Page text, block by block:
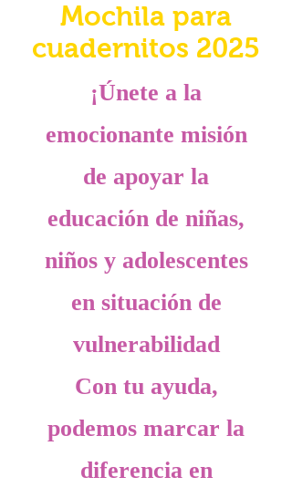
Mochila para
cuadernitos 2025
¡Únete a la
emocionante misión
de apoyar la
educación de niñas,
niños y adolescentes
en situación de
vulnerabilidad
Con tu ayuda,
podemos marcar la
diferencia en